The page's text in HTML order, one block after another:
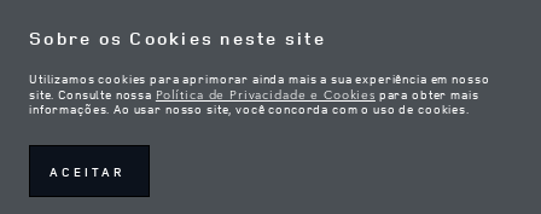
Sobre os Cookies neste site
Utilizamos cookies para aprimorar ainda mais a sua experiência em nosso
site. Consulte nossa Política de Privacidade e Cookies para obter mais
informações. Ao usar nosso site, você concorda com o uso de cookies.
ACEITAR